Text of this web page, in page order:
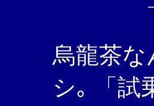
烏龍茶
シ｡ 「試